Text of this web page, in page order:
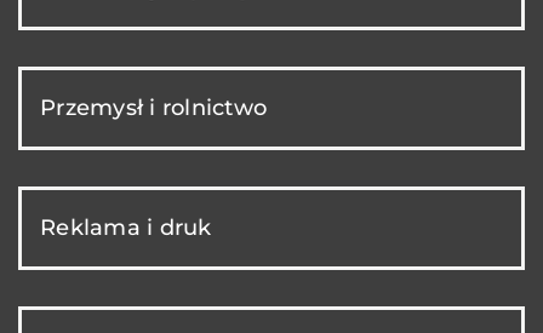
Przemysł i rolnictwo
Reklama i druk